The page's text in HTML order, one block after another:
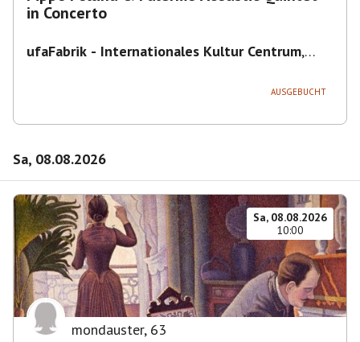
in Concerto
ufaFabrik - Internationales Kultur Centrum,
AUSGEBUCHT
Sa, 08.08.2026
Sa, 08.08.2026
10:00
mondauster, 63